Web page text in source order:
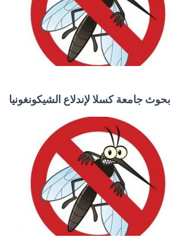
بحوث جامعة كسلا لإندلاع الشيكونغونيا